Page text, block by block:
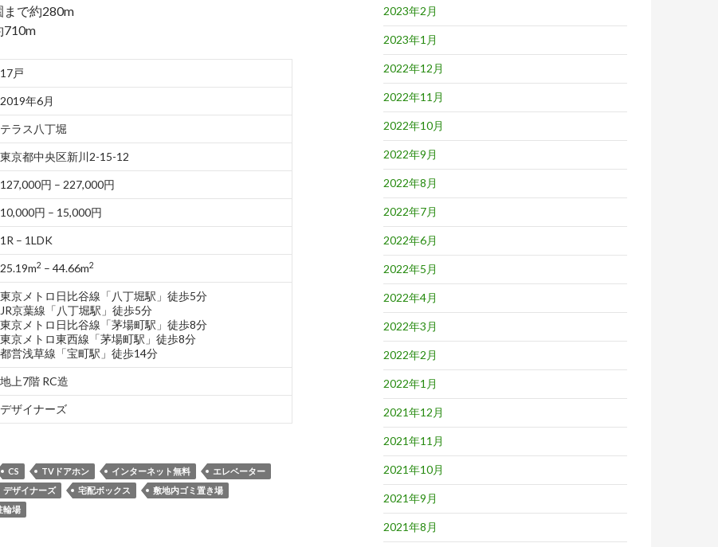
まで約280m
710m
17戸
2019年6月
テラス八丁堀
東京都中央区新川2-15-12
127,000円 – 227,000円
10,000円 – 15,000円
1R – 1LDK
25.19m2 – 44.66m2
東京メトロ日比谷線「八丁堀駅」徒歩5分
JR京葉線「八丁堀駅」徒歩5分
東京メトロ日比谷線「茅場町駅」徒歩8分
東京メトロ東西線「茅場町駅」徒歩8分
都営浅草線「宝町駅」徒歩14分
地上7階 RC造
デザイナーズ
CS TVドアホン インターネット無料
エレベーター
デザイナーズ 宅配ボックス
敷地内ゴミ置き場
輪場
2023年2月
2023年1月
2022年12月
2022年11月
2022年10月
2022年9月
2022年8月
2022年7月
2022年6月
2022年5月
2022年4月
2022年3月
2022年2月
2022年1月
2021年12月
2021年11月
2021年10月
2021年9月
2021年8月